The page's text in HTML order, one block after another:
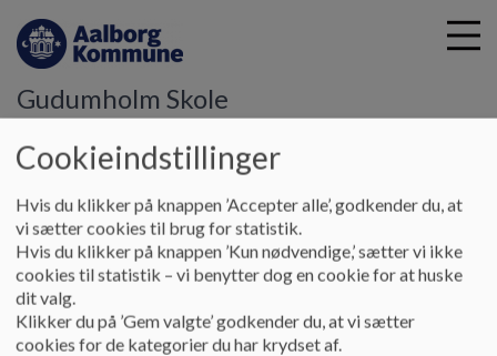
Gudumholm Skole
Skemaer
2026/27 - skemaer
Her kan du finde de aktuelle skemaer for 0.-9. klasse på
Cookieindstillinger
Hvis du klikker på knappen ’Accepter alle’, godkender du, at
vi sætter cookies til brug for statistik.
Hvis du klikker på knappen ’Kun nødvendige,’ sætter vi ikke
cookies til statistik – vi benytter dog en cookie for at huske
dit valg.
Klikker du på ’Gem valgte’ godkender du, at vi sætter
cookies for de kategorier du har krydset af.